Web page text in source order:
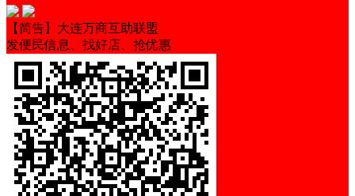
【简告】大连万商互助联盟
发便民信息、找好店、抢优惠